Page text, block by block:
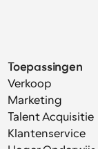
Toepassingen
Verkoop
Marketing
Talent Acquisitie
Klantenservice